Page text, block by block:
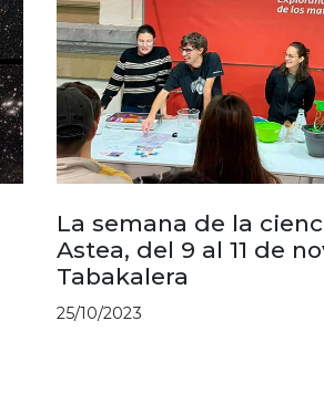
La semana de la
Astea, del 9 al 11 de
Tabakalera
25/10/2023